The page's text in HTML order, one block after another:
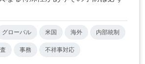
グローバル 米国 海外 内部統制
事務 不祥事対応